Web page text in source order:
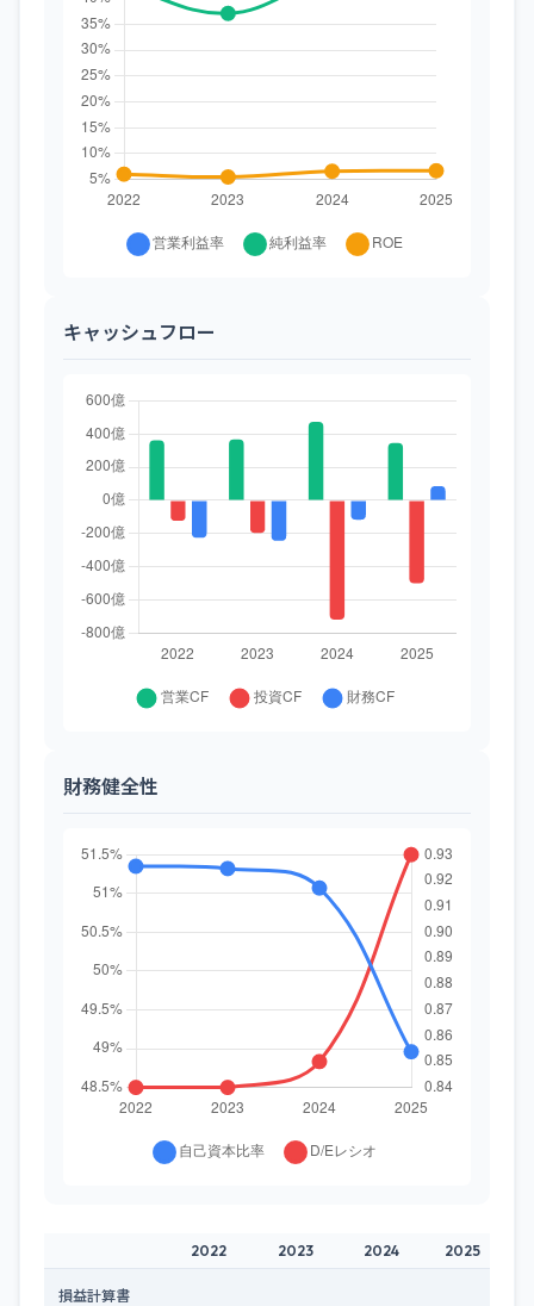
キャッシュフロー
財務健全性
2022 2023 2024 2025
損益計算書